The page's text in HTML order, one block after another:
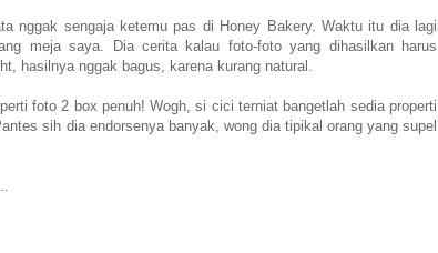
nggak sengaja ketemu pas di Honey Bakery. Waktu itu dia lagi
meja saya. Dia cerita kalau foto-foto yang dihasilkan harus
hasilnya nggak bagus, karena kurang natural.
foto 2 box penuh! Wogh, si cici terniat bangetlah sedia properti
sih dia endorsenya banyak, wong dia tipikal orang yang supel